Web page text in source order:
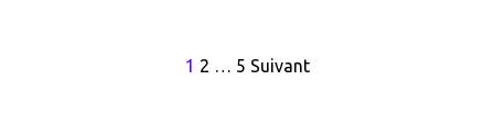
Pagination1 2 … 5 Suivant